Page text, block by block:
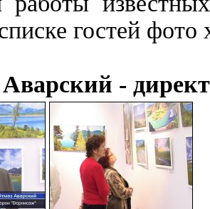
гостей
-